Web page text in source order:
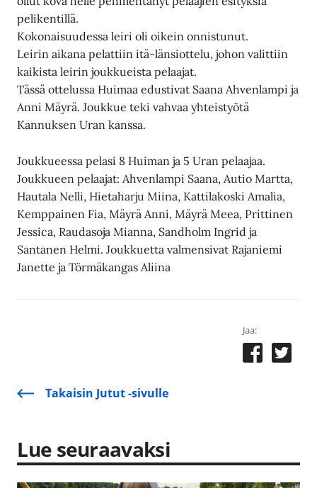
pelikentillä.
Kokonaisuudessa leiri oli oikein onnistunut.
Leirin aikana pelattiin itä-länsiottelu, johon valittiin
kaikista leirin joukkueista pelaajat.
Tässä ottelussa Huimaa edustivat Saana Ahvenlampi ja
Anni Mäyrä. Joukkue teki vahvaa yhteistyötä
Kannuksen Uran kanssa.
Joukkueessa pelasi 8 Huiman ja 5 Uran pelaajaa.
Joukkueen pelaajat: Ahvenlampi Saana, Autio Martta,
Hautala Nelli, Hietaharju Miina, Kattilakoski Amalia,
Kemppainen Fia, Mäyrä Anni, Mäyrä Meea, Prittinen
Jessica, Raudasoja Mianna, Sandholm Ingrid ja
Santanen Helmi. Joukkuetta valmensivat Rajaniemi
Janette ja Törmäkangas Aliina
Jaa:
Takaisin Jutut -sivulle
Lue seuraavaksi